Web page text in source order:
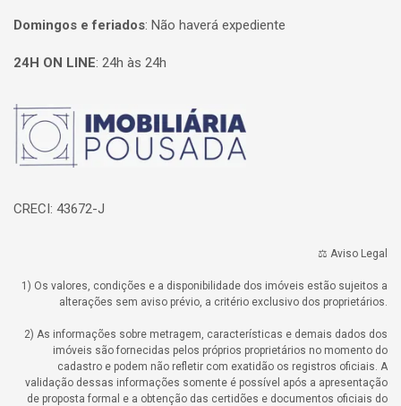
Domingos e feriados: Não haverá expediente
24H ON LINE: 24h às 24h
Página inicial
CRECI: 43672-J
⚖️ Aviso Legal
1) Os valores, condições e a disponibilidade dos imóveis estão sujeitos a
alterações sem aviso prévio, a critério exclusivo dos proprietários.
2) As informações sobre metragem, características e demais dados dos
imóveis são fornecidas pelos próprios proprietários no momento do
cadastro e podem não refletir com exatidão os registros oficiais. A
validação dessas informações somente é possível após a apresentação
de proposta formal e a obtenção das certidões e documentos oficiais do